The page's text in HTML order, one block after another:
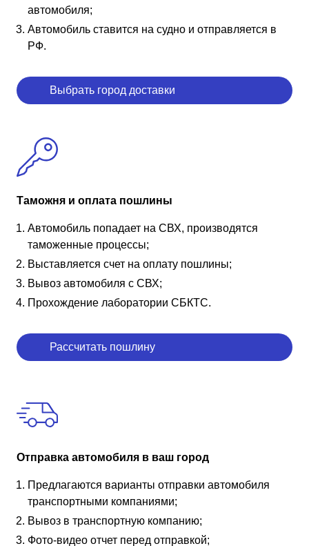
автомобиля;
Автомобиль ставится на судно и отправляется в
РФ.
Выбрать город доставки
Таможня и оплата пошлины
Автомобиль попадает на СВХ, производятся
таможенные процессы;
Выставляется счет на оплату пошлины;
Вывоз автомобиля с СВХ;
Прохождение лаборатории СБКТС.
Рассчитать пошлину
Отправка автомобиля в ваш город
Предлагаются варианты отправки автомобиля
транспортными компаниями;
Вывоз в транспортную компанию;
Фото-видео отчет перед отправкой;